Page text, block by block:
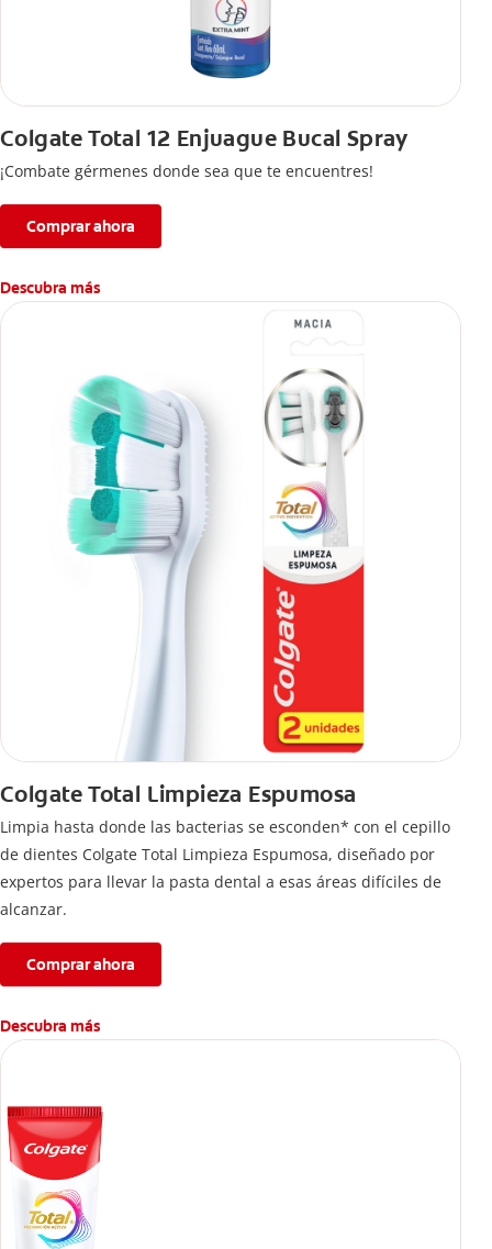
Colgate Total 12 Enjuague Bucal Spray
¡Combate gérmenes donde sea que te encuentres!
Comprar ahora
Descubra más
Colgate Total Limpieza Espumosa
Limpia hasta donde las bacterias se esconden* con el cepillo
de dientes Colgate Total Limpieza Espumosa, diseñado por
expertos para llevar la pasta dental a esas áreas difíciles de
alcanzar.
Comprar ahora
Descubra más